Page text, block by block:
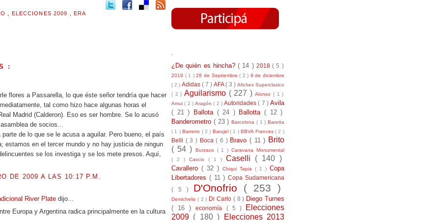
ELECCIONES 2009 ERA
:
flores a Passarella, lo que éste señor tendría que hacer
tal como hizo hace algunas horas el
Madrid (Calderon). Eso es ser hombre. Se lo acusó
de socios...
parte de lo que se le acusa a aguilar. Pero bueno, el país
estamos en el tercer mundo y no hay justicia de ningun
se los investiga y se los mete presos. Aquí,
DE 2009 A LAS 10:17 P.M.
River Plate dijo...
Europa y Argentina radica principalmente en la cultura
-
¿De quién es hincha?( 14 ) 2018( 5 )
2019 ( 1 )28 de Septiembre( 2 ) 9 de diciembre
( 2 ) Adidas ( 7 ) AFA( 3 ) Afiches Superclasico
( 2 ) Aguilarismo ( 227 )Alonso( 1 )
Amui( 2 ) Aragón( 2 ) Autoridades( 7 ) Avila
( 21 )
Ballota ( 24 ) Ballotta( 12 )
Banderometro ( 23 ) Barcelona ( 1 ) Baretta
( 1 )Barreiro ( 2 ) Barujel ( 1 )BBVA Frances ( 2 )
Belli ( 3 ) Boca( 6 ) Bravo( 11 ) Brito
( 54 )
Burzaco ( 1 )Caravana Monumental
( 2 ) Cascio ( 1 ) Caselli ( 140 )
Cavallero ( 32 ) Chiqui Tapia ( 1 ) Copa
Libertadores ( 11 )Copa Sudamericana
( 5 ) D'Onofrio ( 253 )
Demichelis ( 2 ) Di Carlo ( 8 ) Diego Turnes
( 16 )economía ( 5 )
Elecciones
2009 ( 180 ) Elecciones 2013